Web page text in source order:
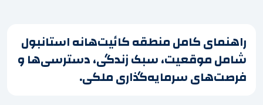
راهنمای کامل منطقه کائیت‌هانه استانبول
شامل موقعیت، سبک زندگی، دسترسی‌ها و
فرصت‌های سرمایه‌گذاری ملکی.